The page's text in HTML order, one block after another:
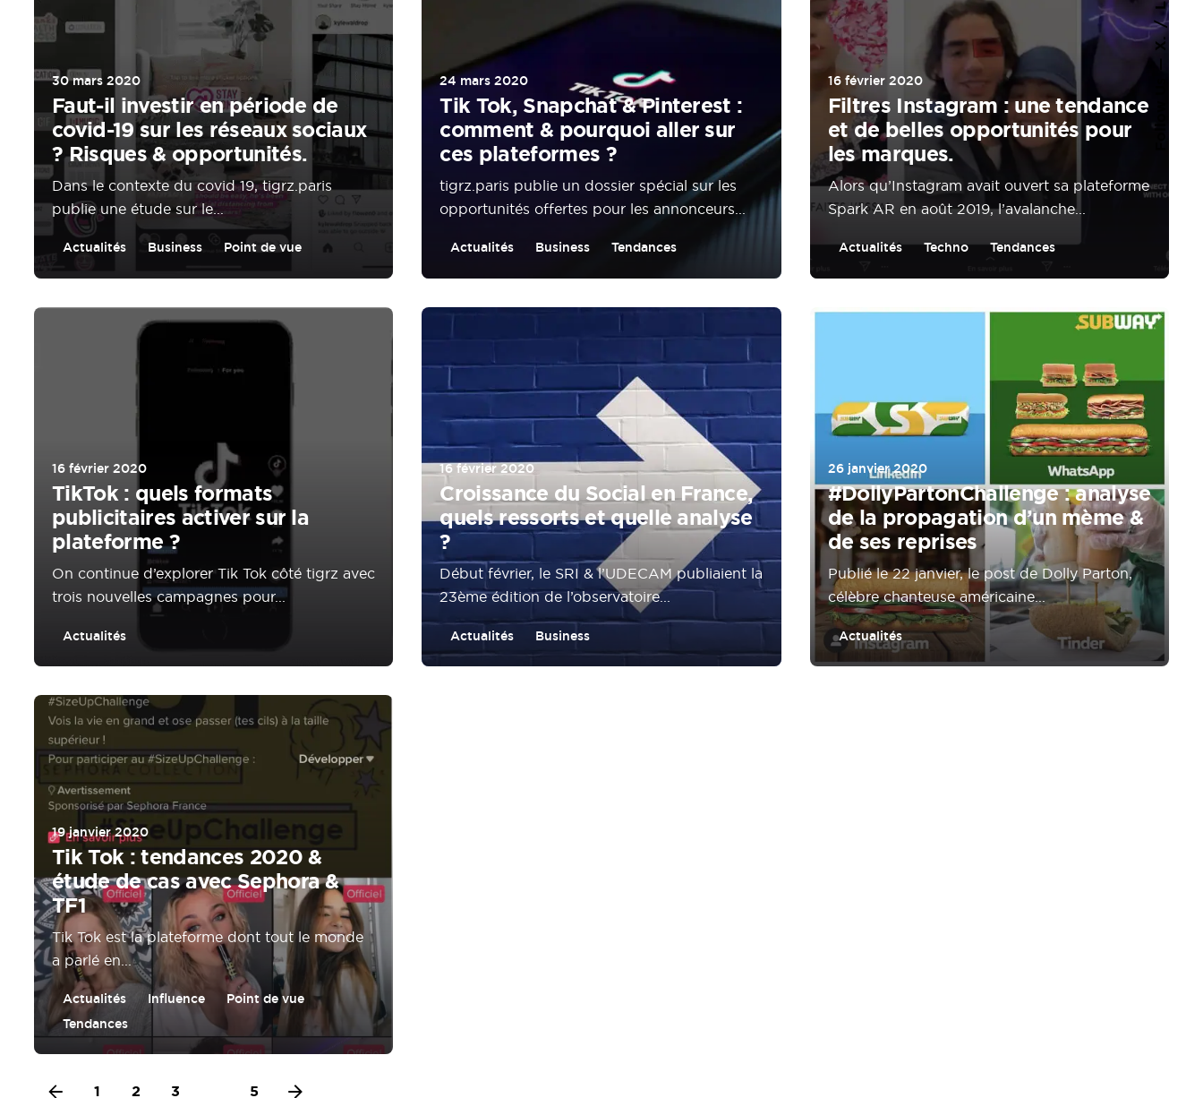
Follow Us
X.
30 mars 2020
Faut-il investir en période de
covid-19 sur les réseaux sociaux
? Risques & opportunités.
Dans le contexte du covid 19, tigrz.paris
publie une étude sur le...
Actualités Business Point de vue
24 mars 2020
Tik Tok, Snapchat & Pinterest :
comment & pourquoi aller sur
ces plateformes ?
tigrz.paris publie un dossier spécial sur les
opportunités offertes pour les annonceurs...
Actualités Business Tendances
16 février 2020
Filtres Instagram : une tendance
et de belles opportunités pour
les marques.
Alors qu’Instagram avait ouvert sa plateforme
Spark AR en août 2019, l’avalanche...
Actualités Techno Tendances
16 février 2020
TikTok : quels formats
publicitaires activer sur la
plateforme ?
On continue d’explorer Tik Tok côté tigrz avec
trois nouvelles campagnes pour...
Actualités
16 février 2020
Croissance du Social en France,
quels ressorts et quelle analyse
?
Début février, le SRI & l’UDECAM publiaient la
23ème édition de l’observatoire...
Actualités Business
26 janvier 2020
#DollyPartonChallenge : analyse
de la propagation d’un mème &
de ses reprises
Publié le 22 janvier, le post de Dolly Parton,
célèbre chanteuse américaine...
Actualités
19 janvier 2020
Tik Tok : tendances 2020 &
étude de cas avec Sephora &
TF1
Tik Tok est la plateforme dont tout le monde
a parlé en...
Actualités Influence
Point de vue
Tendances
1 2 3 5